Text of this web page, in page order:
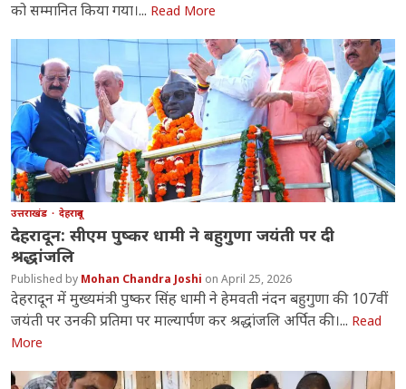
को सम्मानित किया गया।... Read More
उत्तराखंड देहरादून
देहरादून: सीएम पुष्कर धामी ने बहुगुणा जयंती पर दी
श्रद्धांजलि
Mohan Chandra Joshi April 25, 2026
देहरादून में मुख्यमंत्री पुष्कर सिंह धामी ने हेमवती नंदन बहुगुणा की 107वीं
जयंती पर उनकी प्रतिमा पर माल्यार्पण कर श्रद्धांजलि अर्पित की।... Read
More